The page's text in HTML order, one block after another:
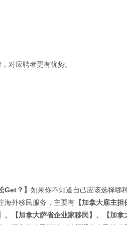
对应聘者更有优势。
Get？】如果你不知道自己应该选择哪
海外移民服务，主要有 【加拿大雇主担
、【加拿大萨省企业家移民】、【加拿